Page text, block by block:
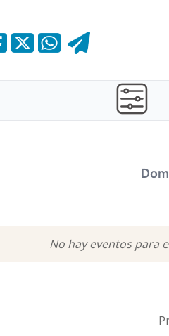
FAMILIAR
No hay eventos para